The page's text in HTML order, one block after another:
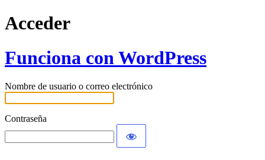
Acceder
Funciona con WordPress
Nombre de usuario o correo electrónico
Contraseña